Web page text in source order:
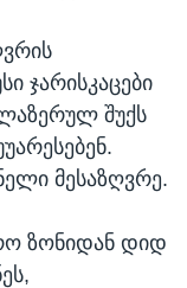
ჯარისკაცები
შუქს
მესაზღვრე.
ზონიდან დიდ